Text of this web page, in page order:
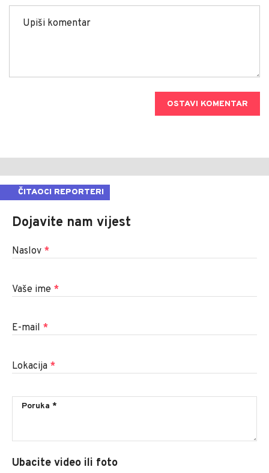
OSTAVI KOMENTAR
ČITAOCI REPORTERI
Dojavite nam vijest
Naslov *
Vaše ime *
E-mail *
Lokacija *
Ubacite video ili foto